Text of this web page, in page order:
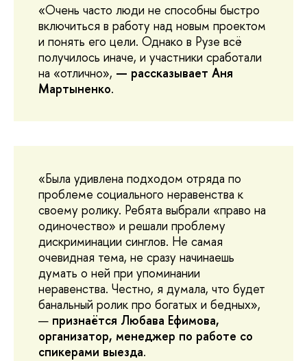
«Очень часто люди не способны быстро
включиться в работу над новым проектом
и понять его цели. Однако в Рузе всё
получилось иначе, и участники сработали
на «отлично», — рассказывает Аня
Мартыненко.
«Была удивлена подходом отряда по
проблеме социального неравенства к
своему ролику. Ребята выбрали «право на
одиночество» и решали проблему
дискриминации синглов. Не самая
очевидная тема, не сразу начинаешь
думать о ней при упоминании
неравенства. Честно, я думала, что будет
банальный ролик про богатых и бедных»,
— признаётся Любава Ефимова,
организатор, менеджер по работе со
спикерами выезда.